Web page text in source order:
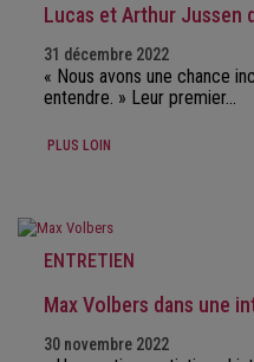
Lucas et Arthur Jussen
31 décembre 2022
« Nous avons une chance
entendre. » Leur premier…
PLUS LOIN
ENTRETIEN
Max Volbers dans une
30 novembre 2022